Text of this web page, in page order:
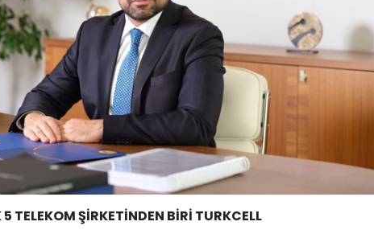
TELEKOM ŞİRKETİNDEN BİRİ TURKCELL